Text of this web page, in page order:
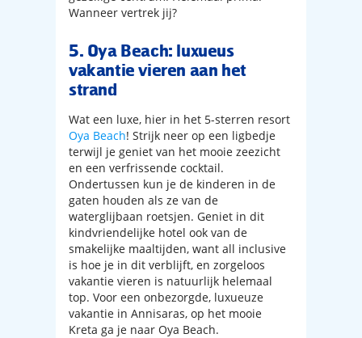
Wanneer vertrek jij?
5. Oya Beach: luxueus
vakantie vieren aan het
strand
Wat een luxe, hier in het 5-sterren resort
Oya Beach! Strijk neer op een ligbedje
terwijl je geniet van het mooie zeezicht
en een verfrissende cocktail.
Ondertussen kun je de kinderen in de
gaten houden als ze van de
waterglijbaan roetsjen. Geniet in dit
kindvriendelijke hotel ook van de
smakelijke maaltijden, want all inclusive
is hoe je in dit verblijft, en zorgeloos
vakantie vieren is natuurlijk helemaal
top. Voor een onbezorgde, luxueuze
vakantie in Annisaras, op het mooie
Kreta ga je naar Oya Beach.